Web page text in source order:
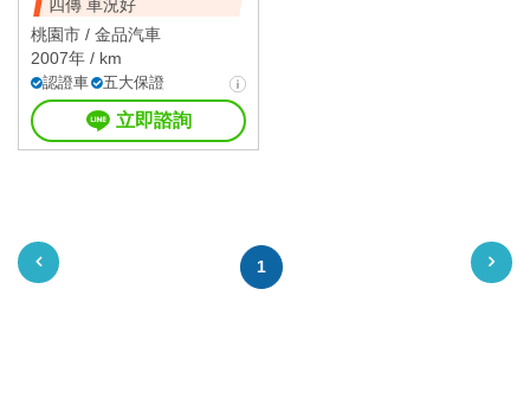
四傳 車況好
桃園市 / 金品汽車
2007年 / km
認證車 五大保證
立即諮詢
1